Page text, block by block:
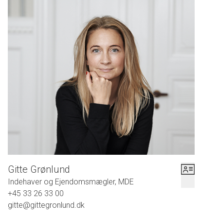
skabt en helt igennem vellykket kombination af det gamle, herskabelige og det
moderne og funktionelle. Overalt er der lagt flotte sildebensparketgulve, der giver et
flot og ensartet præg på lejlighedens herskabelighed. Sælger har indsat skabe fra
Handcrafted Interior, ligesom den flotte bogreol i kontoret er herfra.
Ejerforeningen er yderst velfungerende og der er pænt og ordentligt på
ejendommens fællesarealer. Til ejendommen hører et hyggeligt gårdmiljø
med fælles havemøbler og legeaktiviteter til de mindste. Lejligheden har
brugsret til et aflåst kælderrum samt en parkeringsplads i gården.
Velkommen til Frederiksberg Allé 10.
Gitte Grønlund
Indehaver og Ejendomsmægler, MDE
+45 33 26 33 00
gitte@gittegronlund.dk